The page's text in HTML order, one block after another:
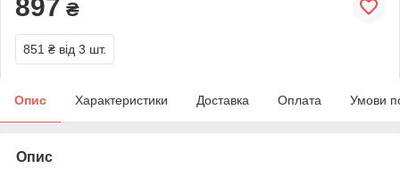
897 ₴
851 ₴ від 3 шт.
Опис Характеристики Доставка Оплата Умови
Опис